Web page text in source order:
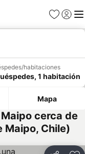
Favoritos
Iniciar
habitaciones
1 habitación
Mapa
cerca de
Maipo, Chile)